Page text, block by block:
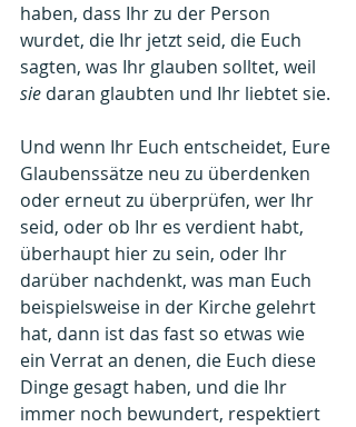
haben, dass Ihr zu der Person
wurdet, die Ihr jetzt seid, die Euch
sagten, was Ihr glauben solltet, weil
sie daran glaubten und Ihr liebtet sie.
Und wenn Ihr Euch entscheidet, Eure
Glaubenssätze neu zu überdenken
oder erneut zu überprüfen, wer Ihr
seid, oder ob Ihr es verdient habt,
überhaupt hier zu sein, oder Ihr
darüber nachdenkt, was man Euch
beispielsweise in der Kirche gelehrt
hat, dann ist das fast so etwas wie
ein Verrat an denen, die Euch diese
Dinge gesagt haben, und die Ihr
immer noch bewundert, respektiert